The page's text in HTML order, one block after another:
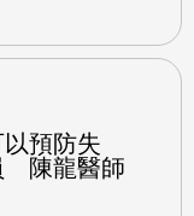
以預防失
陳龍醫師